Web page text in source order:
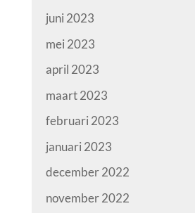
juni 2023
mei 2023
april 2023
maart 2023
februari 2023
januari 2023
december 2022
november 2022